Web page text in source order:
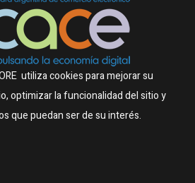
utiliza cookies para mejorar su
optimizar la funcionalidad del sitio y
que puedan ser de su interés.